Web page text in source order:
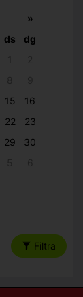
»
ds
dg
15
16
22
23
29
30
Filtra